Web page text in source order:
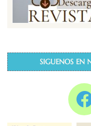
SIGUENOS EN